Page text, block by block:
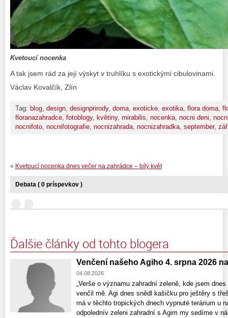
Kvetoucí nocenka
A tak jsem rád za její výskyt v truhlíku s exotickými cibulovinami.
Václav Kovalčík, Zlín
Tag: blog, design, designprirody, doma, exoticke, exotika, flora doma,
floranazahradce, fotoblogy, květiny, mirabilis, nocenka, nocni deni,
nocnifoto, nocnifotografie, nocnizahrada, nocnizahradka, september,
« Kvetoucí nocenka dnes večer na zahrádce – bílý květ
Debata ( 0 príspevkov )
Ďalšie články od tohto blogera
Venčení našeho Agiho 4. srpna 2026
04.08.2026
„Verše o významu zahradní zeleně, kde jsem
venčil mě. Agi dnes snědl kašičku pro ještěry s
má v těchto tropických dnech vypnuté terárium u
odpolednív zeleni zahradní s Agim my sedíme v